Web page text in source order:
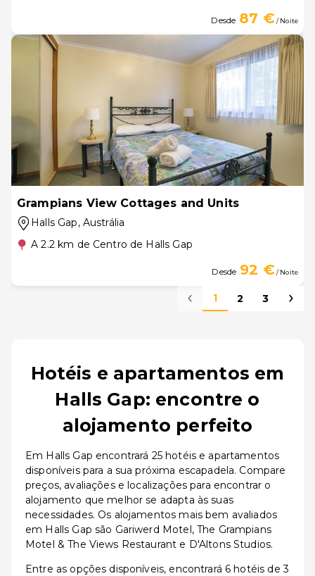
Desde 87 €/ Noite
Grampians View Cottages and Units
Halls Gap, Austrália
A 2.2 km de Centro de Halls Gap
Desde 92 €/ Noite
1 2 3
Hotéis e apartamentos em
Halls Gap: encontre o
alojamento perfeito
Em Halls Gap encontrará 25 hotéis e apartamentos
disponíveis para a sua próxima escapadela. Compare
preços, avaliações e localizações para encontrar o
alojamento que melhor se adapta às suas
necessidades. Os alojamentos mais bem avaliados
em Halls Gap são Gariwerd Motel, The Grampians
Motel & The Views Restaurant e D'Altons Studios.
Entre as opções disponíveis, encontrará 6 hotéis de 3